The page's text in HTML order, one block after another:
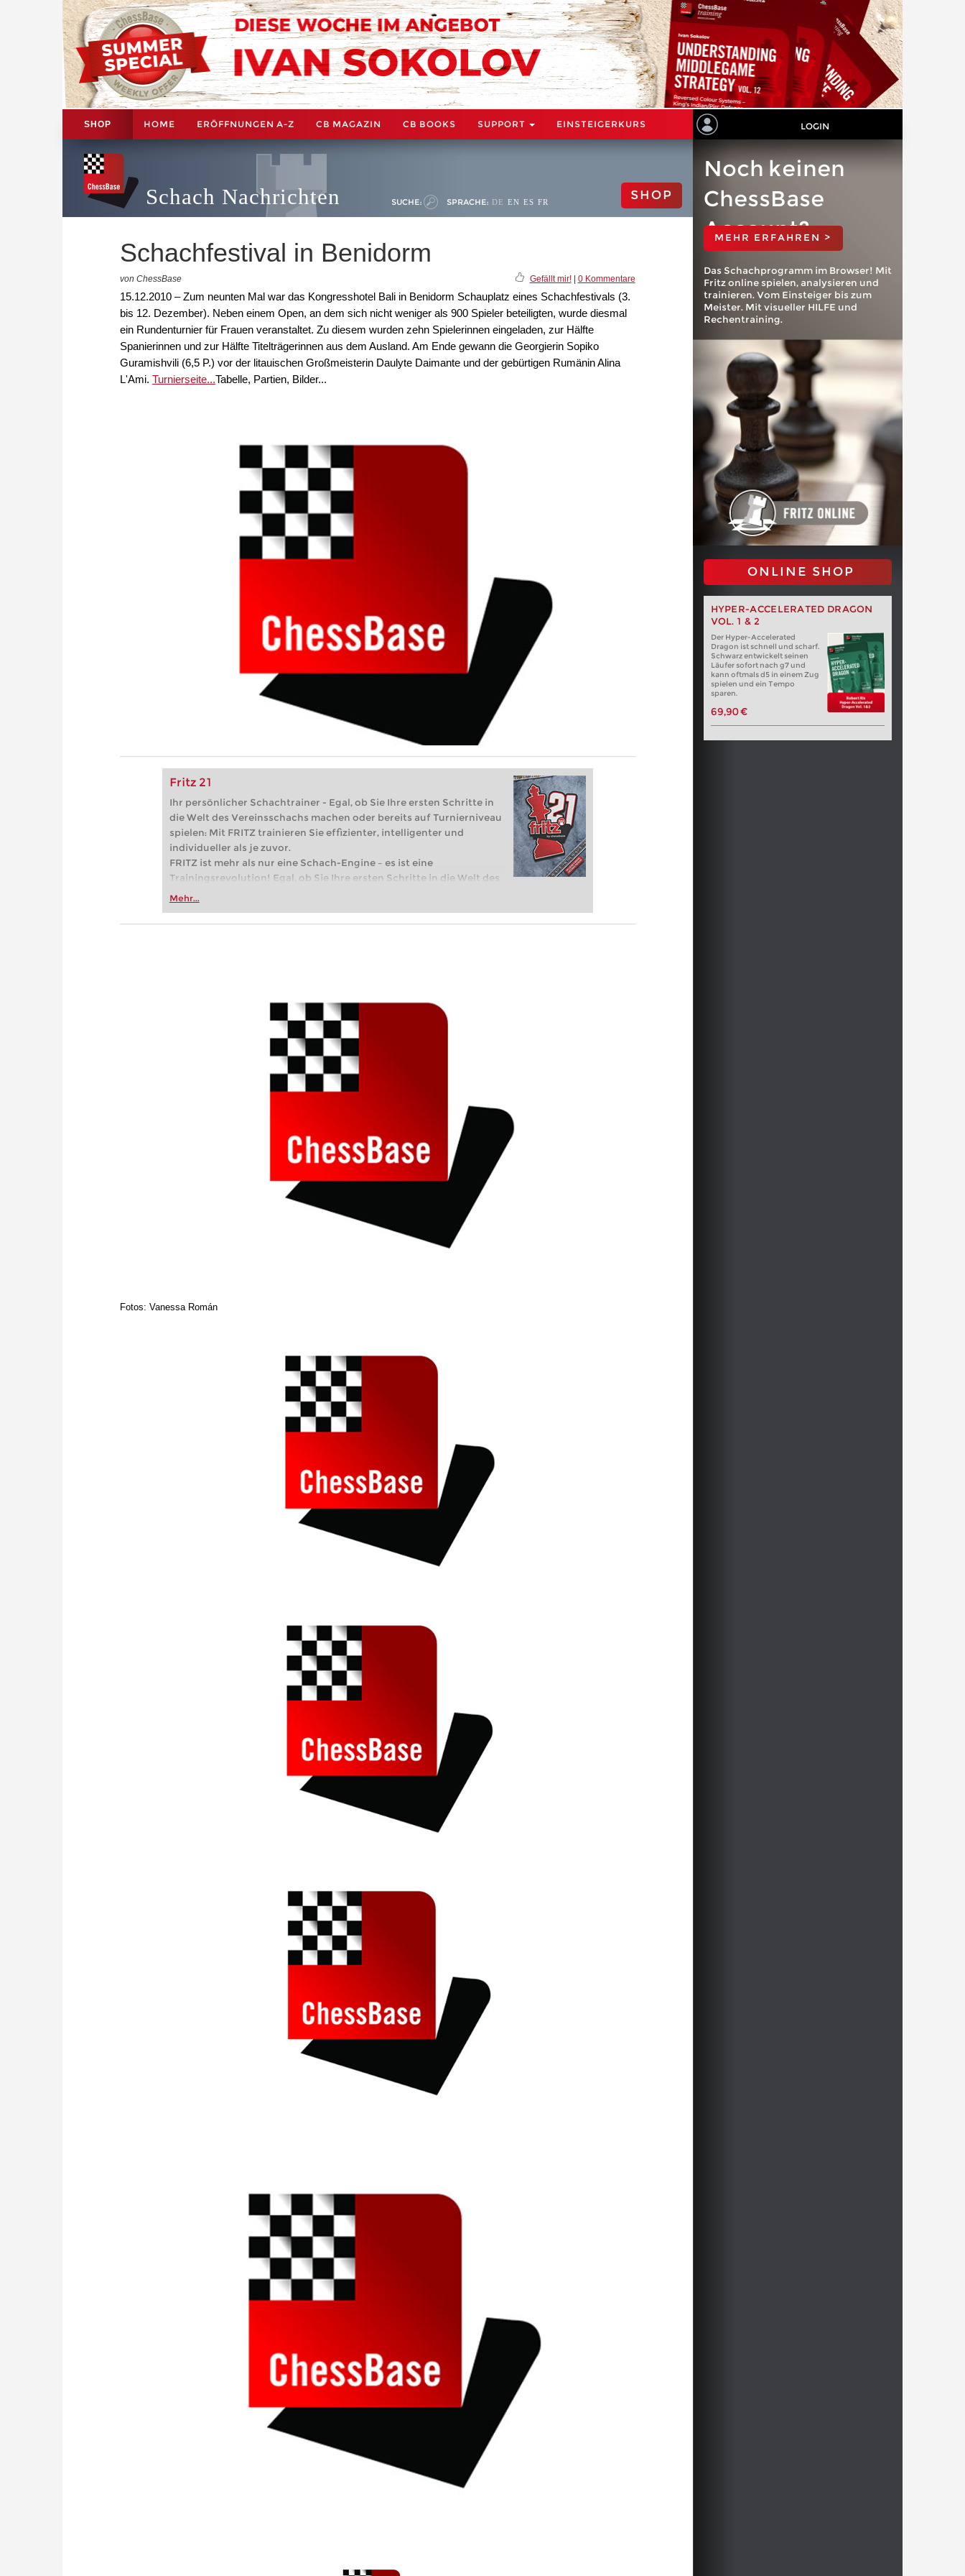
SHOP HOME ERÖFFNUNGEN A-Z CB MAGAZIN CB BOOKS SUPPORT EINSTEIGERKURS LOGIN
Schach Nachrichten SUCHE: SPRACHE: DE EN ES FR SHOP
Schachfestival in Benidorm
von ChessBase Gefällt mir!| 0 Kommentare
15.12.2010 – Zum neunten Mal war das Kongresshotel Bali in Benidorm Schauplatz eines Schachfestivals (3.
bis 12. Dezember). Neben einem Open, an dem sich nicht weniger als 900 Spieler beteiligten, wurde diesmal
ein Rundenturnier für Frauen veranstaltet. Zu diesem wurden zehn Spielerinnen eingeladen, zur Hälfte
Spanierinnen und zur Hälfte Titelträgerinnen aus dem Ausland. Am Ende gewann die Georgierin Sopiko
Guramishvili (6,5 P.) vor der litauischen Großmeisterin Daulyte Daimante und der gebürtigen Rumänin Alina
L'Ami. Turnierseite...Tabelle, Partien, Bilder...
Fritz 21
Ihr persönlicher Schachtrainer - Egal, ob Sie Ihre ersten Schritte in
die Welt des Vereinsschachs machen oder bereits auf Turnierniveau
spielen: Mit FRITZ trainieren Sie effizienter, intelligenter und
individueller als je zuvor.
FRITZ ist mehr als nur eine Schach-Engine – es ist eine
Trainingsrevolution! Egal, ob Sie Ihre ersten Schritte in die Welt des
Vereinsschachs machen oder bereits auf Turnierniveau spielen: Mit
zuvor.
Mehr...
Noch keinen
ChessBase
Account?
MEHR ERFAHREN >
Das Schachprogramm im Browser! Mit
Fritz online spielen, analysieren und
trainieren. Vom Einsteiger bis zum
Meister. Mit visueller HILFE und
Rechentraining.
ONLINE SHOP
HYPER-ACCELERATED DRAGON
VOL. 1 & 2
Der Hyper-Accelerated
Dragon ist schnell und scharf.
Schwarz entwickelt seinen
Läufer sofort nach g7 und
kann oftmals d5 in einem Zug
spielen und ein Tempo
sparen.
69,90 €
Fotos: Vanessa Román